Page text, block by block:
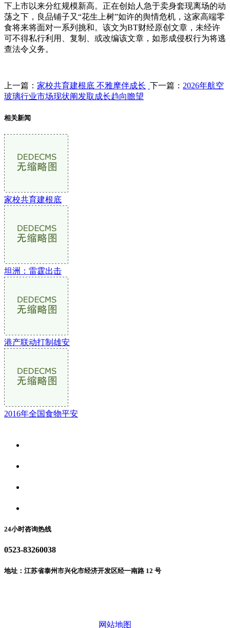
下上市以来分红规模新高。正在创始人急于卖身套现离场的动
荡之下，良品铺子又“花生上树”如许的舆情危机，这家高端零
食将来将面对一系列挑和。该文为BT财经原创文章，未经许
可不得私行利用、复制、或改编该文章，如形成侵权行为将逃
查法令义务。
上一篇： 家校共育建根底 不雅摩伴成长 下一篇： 2026年航空
玻璃行业市场现状阐发取成长趋向瞻望
相关新闻
家校共育建根底
坦洲：雷霆出击
港产联动打制雄安
2016年全国食物平安
24小时咨询热线
0523-83260038
地址：江苏省泰州市兴化市经济开发区经一南路 12 号
网站地图